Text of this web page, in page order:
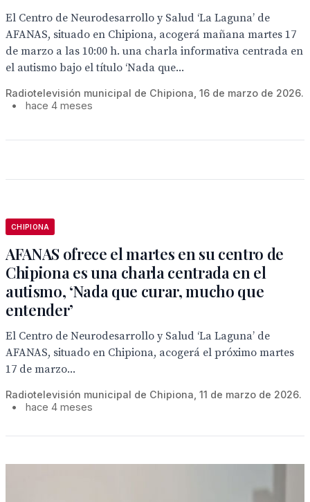
El Centro de Neurodesarrollo y Salud ‘La Laguna’ de
AFANAS, situado en Chipiona, acogerá mañana martes 17
de marzo a las 10:00 h. una charla informativa centrada en
el autismo bajo el título ‘Nada que...
Radiotelevisión municipal de Chipiona, 16 de marzo de 2026.
•
hace 4 meses
CHIPIONA
AFANAS ofrece el martes en su centro de
Chipiona es una charla centrada en el
autismo, ‘Nada que curar, mucho que
entender’
El Centro de Neurodesarrollo y Salud ‘La Laguna’ de
AFANAS, situado en Chipiona, acogerá el próximo martes
17 de marzo...
Radiotelevisión municipal de Chipiona, 11 de marzo de 2026.
•
hace 4 meses